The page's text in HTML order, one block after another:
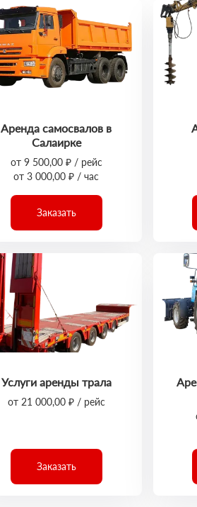
Аренда самосвалов в
Салаирке
от 9 500,00 ₽ / рейс
от 3 000,00 ₽ / час
Заказать
Услуги аренды трала
от 21 000,00 ₽ / рейс
Заказать